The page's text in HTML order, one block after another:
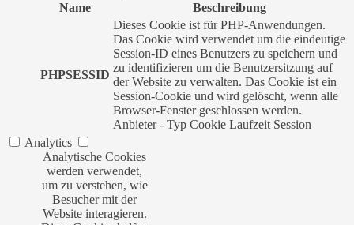
Name
Beschreibung
PHPSESSID
Dieses Cookie ist für PHP-Anwendungen.
Das Cookie wird verwendet um die eindeutige
Session-ID eines Benutzers zu speichern und
zu identifizieren um die Benutzersitzung auf
der Website zu verwalten. Das Cookie ist ein
Session-Cookie und wird gelöscht, wenn alle
Browser-Fenster geschlossen werden.
Anbieter - Typ Cookie Laufzeit Session
Analytics
Analytische Cookies
werden verwendet,
um zu verstehen, wie
Besucher mit der
Website interagieren.